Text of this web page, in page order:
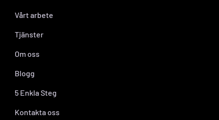
Vårt arbete
Tjänster
Om oss
Blogg
5 Enkla Steg
Kontakta oss